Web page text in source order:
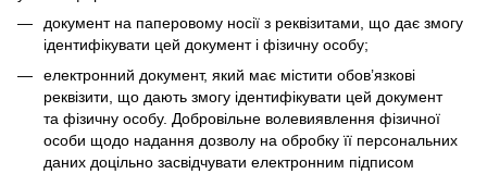
документ на паперовому носії з реквізитами, що дає змогу
ідентифікувати цей документ і фізичну особу;
електронний документ, який має містити обов’язкові
реквізити, що дають змогу ідентифікувати цей документ
та фізичну особу. Добровільне волевиявлення фізичної
особи щодо надання дозволу на обробку її персональних
даних доцільно засвідчувати електронним підписом